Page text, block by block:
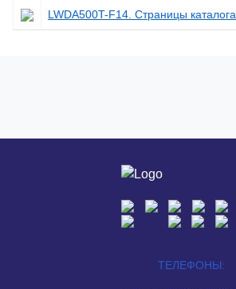
LWDA500T-F14. Страницы каталога
ТЕЛЕФОНЫ: